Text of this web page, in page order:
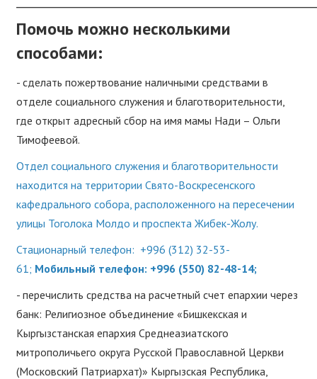
Помочь можно несколькими
способами:
- сделать пожертвование наличными средствами в
отделе социального служения и благотворительности,
где открыт адресный сбор на имя мамы Нади – Ольги
Тимофеевой.
Отдел социального служения и благотворительности
находится на территории Свято-Воскресенского
кафедрального собора, расположенного на пересечении
улицы Тоголока Молдо и проспекта Жибек-Жолу.
Стационарный телефон: +996 (312) 32-53-
61; Мобильный телефон: +996 (550) 82-48-14;
- перечислить средства на расчетный счет епархии через
банк: Религиозное объединение «Бишкекская и
Кыргызстанская епархия Среднеазиатского
митрополичьего округа Русской Православной Церкви
(Московский Патриархат)» Кыргызская Республика,